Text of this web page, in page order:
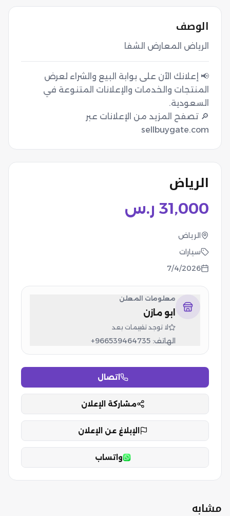
الوصف
الرياض المعارض الشفا
📢 إعلانك الآن على بوابة البيع والشراء لعرض
المنتجات والخدمات والإعلانات المتنوعة في
🔎 تصفح المزيد من الإعلانات عبر
sellbuygate.com
الرياض
31,000 ر.س
الرياض
سيارات
7/4/2026
معلومات المعلن
ابو مازن
لا توجد تقييمات بعد
الهاتف: +966539464735
اتصال
مشاركة الإعلان
الإبلاغ عن الإعلان
واتساب
مشابه